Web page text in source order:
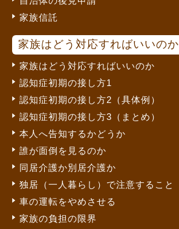
家族信託
家族はどう対応すればいいのか
家族はどう対応すればいいのか
認知症初期の接し方1
認知症初期の接し方2（具体例）
認知症初期の接し方3（まとめ）
本人へ告知するかどうか
誰が面倒を見るのか
同居介護か別居介護か
独居（一人暮らし）で注意すること
車の運転をやめさせる
家族の負担の限界